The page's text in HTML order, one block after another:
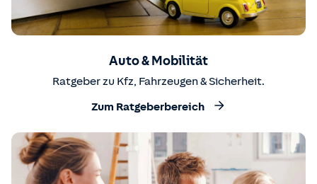
Auto & Mobilität
Ratgeber zu Kfz, Fahrzeugen & Sicherheit.
Zum Ratgeberbereich